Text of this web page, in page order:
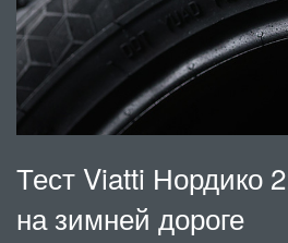
Тест Viatti Нордико
на зимней дороге